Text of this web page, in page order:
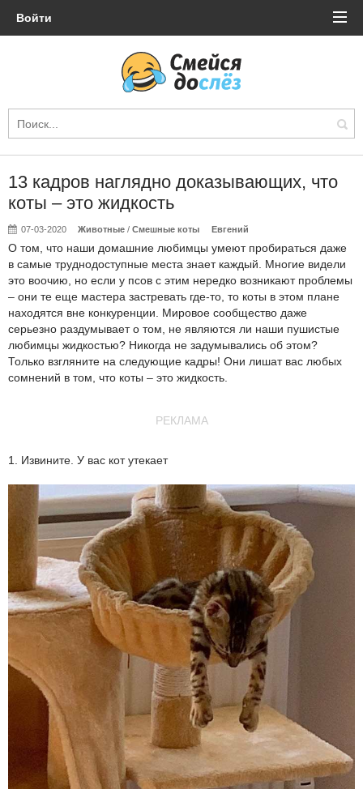
Войти
13 кадров наглядно доказывающих, что
коты – это жидкость
07-03-2020 Животные /Смешные коты Евгений
О том, что наши домашние любимцы умеют пробираться даже
в самые труднодоступные места знает каждый. Многие видели
это воочию, но если у псов с этим нередко возникают проблемы
– они те еще мастера застревать где-то, то коты в этом плане
находятся вне конкуренции. Мировое сообщество даже
серьезно раздумывает о том, не являются ли наши пушистые
любимцы жидкостью? Никогда не задумывались об этом?
Только взгляните на следующие кадры! Они лишат вас любых
сомнений в том, что коты – это жидкость.
РЕКЛАМА
1. Извините. У вас кот утекает